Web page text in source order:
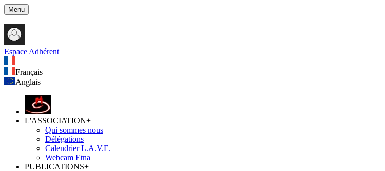
Menu
Espace Adhérent
Français
Anglais
L'ASSOCIATION+
Qui sommes nous
Délégations
Calendrier L.A.V.E.
Webcam Etna
PUBLICATIONS+